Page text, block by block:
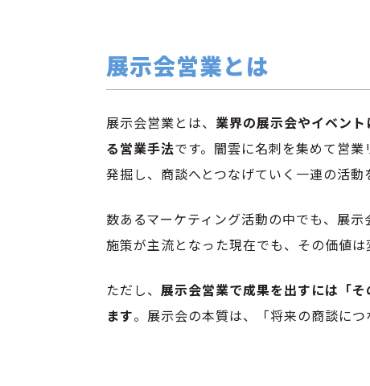
展示会営業とは
展示会営業とは、 業界の展示会やイベン
る営業手法です。闇雲に名刺を集めて営
発掘し、商談へとつなげていく一連の活動
数あるマーケティング活動の中でも、展
施策が主流となった現在でも、その価値は
ただし、 展示会営業で成果を出すには「
ます。展示会の本質は、「将来の商談に